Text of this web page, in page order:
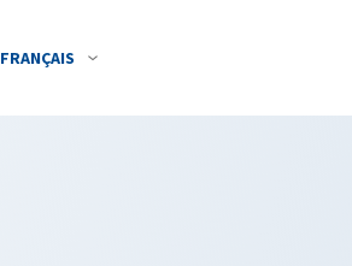
FRANÇAIS